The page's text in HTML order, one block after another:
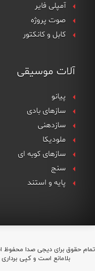
آمپلی فایر
صوت پروژه
کابل و کانکتور
آلات موسیقی
پیانو
سازهای بادی
سازدهنی
ملودیکا
سازهای کوبه ای
سنج
پایه و استند
تمام حقوق برای دیجی صدا محفوظ
بلامانع است و کپی